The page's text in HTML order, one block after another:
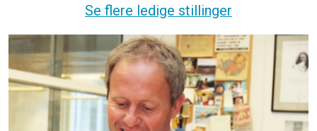
Se flere ledige stillinger